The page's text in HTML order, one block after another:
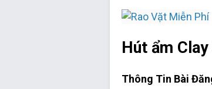
Hút ẩm
Thông Tin Bài